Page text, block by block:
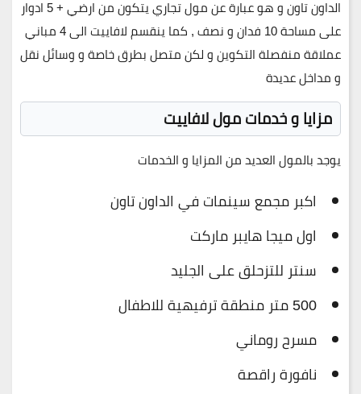
الداون تاون و هو عبارة عن مول تجاري يتكون من ارضي + 5 ادوار
على مساحة 10 فدان و نصف , كما ينقسم لافاييت الى 4 مباني
عملاقة منفصلة التكوين و لكن متصل بطرق خاصة و وسائل نقل
و مداخل عديدة
مزايا و خدمات مول لافاييت
يوجد بالمول العديد من المزايا و الخدمات
اكبر مجمع سينمات في الداون تاون
اول ميجا هايبر ماركت
سنتر للتزحلق على الجليد
500 متر منطقة ترفيهية للاطفال
مسرح روماني
نافورة راقصة